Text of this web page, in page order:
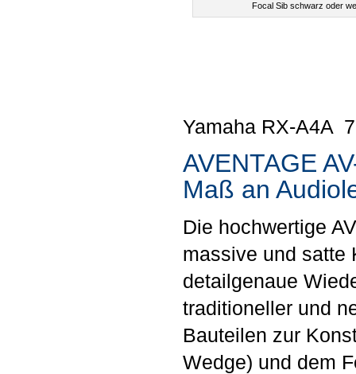
Focal Sib schwarz oder
Yamaha RX-A4A
AVENTAGE
Maß an
Die hochwertige
massive und satte
detailgenaue
traditioneller und
Bauteilen zur
Wedge) und dem